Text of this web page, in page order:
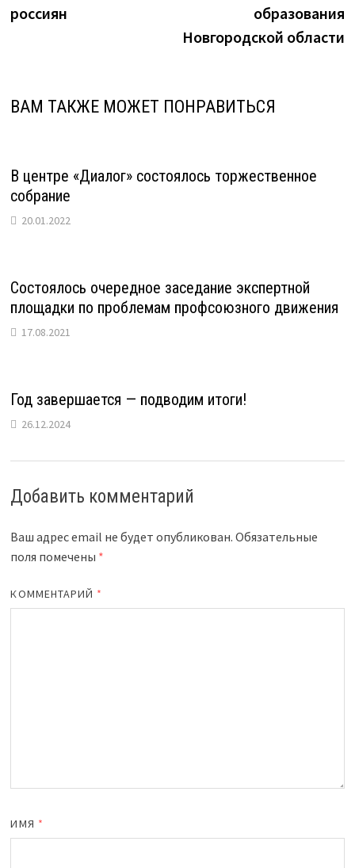
россиян
образования
Новгородской области
ВАМ ТАКЖЕ МОЖЕТ ПОНРАВИТЬСЯ
В центре «Диалог» состоялось торжественное
собрание
20.01.2022
Состоялось очередное заседание экспертной
площадки по проблемам профсоюзного движения
17.08.2021
Год завершается — подводим итоги!
26.12.2024
Добавить комментарий
Ваш адрес email не будет опубликован. Обязательные
поля помечены *
КОММЕНТАРИЙ *
ИМЯ *